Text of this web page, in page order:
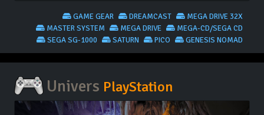
MEGA DRIVE 32X
DREAMCAST
GAME GEAR
MEGA-CD/SEGA CD
MEGA DRIVE
MASTER SYSTEM
GENESIS NOMAD
PICO
SATURN
SEGA SG-1000
Univers PlayStation